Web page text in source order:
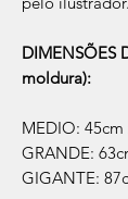
DIMENSÕES
moldura):
MEDIO: 45cm
GRANDE:
GIGANTE: